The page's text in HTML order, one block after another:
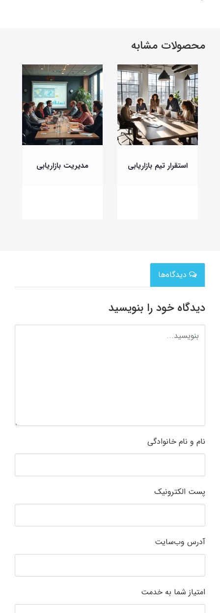
محصولات مشابه
استقرار تیم بازاریابی مدیریت بازاریابی
دیدگاه‌ها
دیدگاه خود را بنویسید
نام و نام خانوادگی
پست الکترونیک
آدرس وب‌سایت
امتیاز شما به خدمت